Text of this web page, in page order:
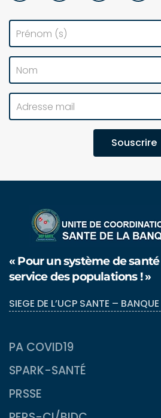
Souscrire
« Pour un système de
service des populations ! »
SIEGE DE L’UCP SANTE –
PA COVID19
SPARK-SANTÉ
PRSSE